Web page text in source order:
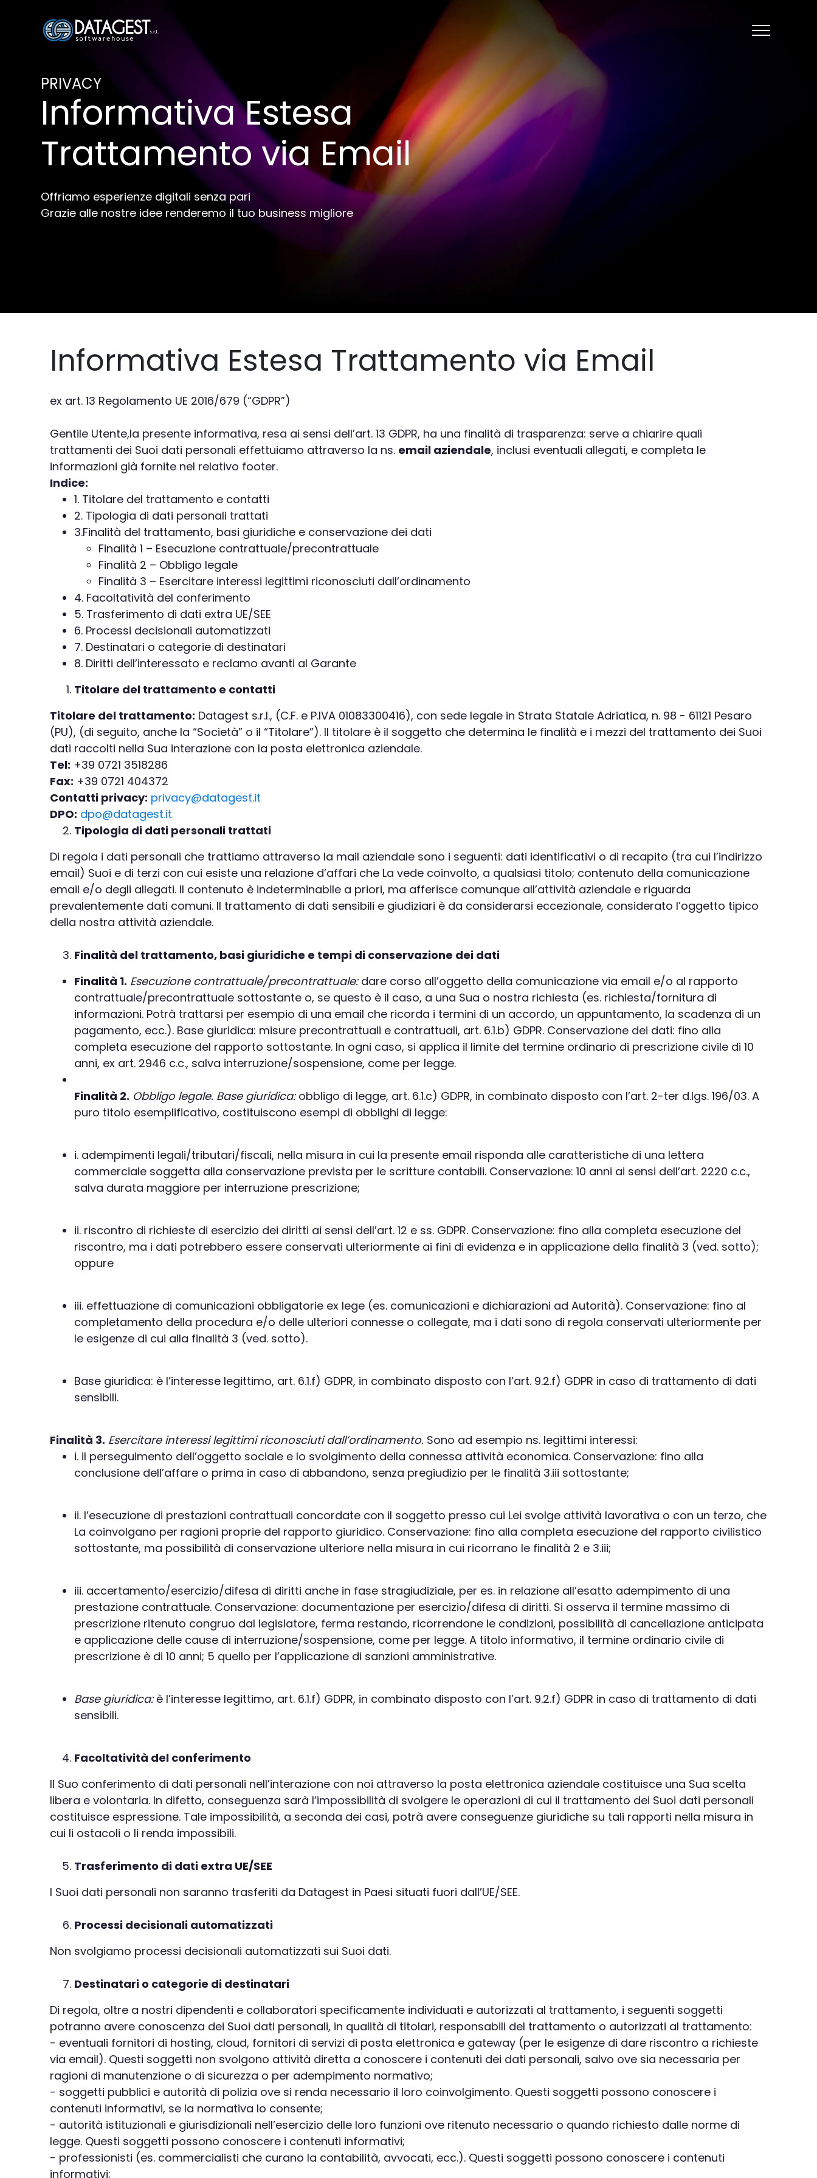
PRIVACY
Informativa Estesa
Trattamento via Email
Offriamo esperienze digitali senza pari
Grazie alle nostre idee renderemo il tuo business migliore
Informativa Estesa Trattamento via Email
ex art. 13 Regolamento UE 2016/679 (“GDPR”)
Gentile Utente,la presente informativa, resa ai sensi dell’art. 13 GDPR, ha una finalità di trasparenza: serve a chiarire quali
trattamenti dei Suoi dati personali effettuiamo attraverso la ns. email aziendale, inclusi eventuali allegati, e completa le
informazioni già fornite nel relativo footer.
Indice:
1. Titolare del trattamento e contatti
2. Tipologia di dati personali trattati
3.Finalità del trattamento, basi giuridiche e conservazione dei dati
Finalità 1 – Esecuzione contrattuale/precontrattuale
Finalità 2 – Obbligo legale
Finalità 3 – Esercitare interessi legittimi riconosciuti dall’ordinamento
4. Facoltatività del conferimento
5. Trasferimento di dati extra UE/SEE
6. Processi decisionali automatizzati
7. Destinatari o categorie di destinatari
8. Diritti dell’interessato e reclamo avanti al Garante
Titolare del trattamento e contatti
Titolare del trattamento: Datagest s.r.l., (C.F. e P.IVA 01083300416), con sede legale in Strata Statale Adriatica, n. 98 - 61121 Pesaro
(PU), (di seguito, anche la “Società” o il “Titolare”). Il titolare è il soggetto che determina le finalità e i mezzi del trattamento dei Suoi
dati raccolti nella Sua interazione con la posta elettronica aziendale.
Tel: +39 0721 3518286
Fax: +39 0721 404372
Contatti privacy: privacy@datagest.it
DPO: dpo@datagest.it
Tipologia di dati personali trattati
Di regola i dati personali che trattiamo attraverso la mail aziendale sono i seguenti: dati identificativi o di recapito (tra cui l’indirizzo
email) Suoi e di terzi con cui esiste una relazione d’affari che La vede coinvolto, a qualsiasi titolo; contenuto della comunicazione
email e/o degli allegati. Il contenuto è indeterminabile a priori, ma afferisce comunque all’attività aziendale e riguarda
prevalentemente dati comuni. Il trattamento di dati sensibili e giudiziari è da considerarsi eccezionale, considerato l’oggetto tipico
della nostra attività aziendale.
Finalità del trattamento, basi giuridiche e tempi di conservazione dei dati
Finalità 1. Esecuzione contrattuale/precontrattuale:dare corso all’oggetto della comunicazione via email e/o al rapporto
contrattuale/precontrattuale sottostante o, se questo è il caso, a una Sua o nostra richiesta (es. richiesta/fornitura di
informazioni. Potrà trattarsi per esempio di una email che ricorda i termini di un accordo, un appuntamento, la scadenza di un
pagamento, ecc.). Base giuridica: misure precontrattuali e contrattuali, art. 6.1.b) GDPR. Conservazione dei dati: fino alla
completa esecuzione del rapporto sottostante. In ogni caso, si applica il limite del termine ordinario di prescrizione civile di 10
anni, ex art. 2946 c.c., salva interruzione/sospensione, come per legge.
Finalità 2. Obbligo legale. Base giuridica:obbligo di legge, art. 6.1.c) GDPR, in combinato disposto con l’art. 2-ter d.lgs. 196/03. A
puro titolo esemplificativo, costituiscono esempi di obblighi di legge:
i. adempimenti legali/tributari/fiscali, nella misura in cui la presente email risponda alle caratteristiche di una lettera
commerciale soggetta alla conservazione prevista per le scritture contabili. Conservazione: 10 anni ai sensi dell’art. 2220 c.c.,
salva durata maggiore per interruzione prescrizione;
ii. riscontro di richieste di esercizio dei diritti ai sensi dell’art. 12 e ss. GDPR. Conservazione: fino alla completa esecuzione del
riscontro, ma i dati potrebbero essere conservati ulteriormente ai fini di evidenza e in applicazione della finalità 3 (ved. sotto);
oppure
iii. effettuazione di comunicazioni obbligatorie ex lege (es. comunicazioni e dichiarazioni ad Autorità). Conservazione: fino al
completamento della procedura e/o delle ulteriori connesse o collegate, ma i dati sono di regola conservati ulteriormente per
le esigenze di cui alla finalità 3 (ved. sotto).
Base giuridica: è l’interesse legittimo, art. 6.1.f) GDPR, in combinato disposto con l’art. 9.2.f) GDPR in caso di trattamento di dati
sensibili.
Finalità 3. Esercitare interessi legittimi riconosciuti dall’ordinamento. Sono ad esempio ns. legittimi interessi:
i. il perseguimento dell’oggetto sociale e lo svolgimento della connessa attività economica. Conservazione: fino alla
conclusione dell’affare o prima in caso di abbandono, senza pregiudizio per le finalità 3.iii sottostante;
ii. l’esecuzione di prestazioni contrattuali concordate con il soggetto presso cui Lei svolge attività lavorativa o con un terzo, che
La coinvolgano per ragioni proprie del rapporto giuridico. Conservazione: fino alla completa esecuzione del rapporto civilistico
sottostante, ma possibilità di conservazione ulteriore nella misura in cui ricorrano le finalità 2 e 3.iii;
iii. accertamento/esercizio/difesa di diritti anche in fase stragiudiziale, per es. in relazione all’esatto adempimento di una
prestazione contrattuale. Conservazione: documentazione per esercizio/difesa di diritti. Si osserva il termine massimo di
prescrizione ritenuto congruo dal legislatore, ferma restando, ricorrendone le condizioni, possibilità di cancellazione anticipata
e applicazione delle cause di interruzione/sospensione, come per legge. A titolo informativo, il termine ordinario civile di
prescrizione è di 10 anni; 5 quello per l’applicazione di sanzioni amministrative.
Base giuridica:è l’interesse legittimo, art. 6.1.f) GDPR, in combinato disposto con l’art. 9.2.f) GDPR in caso di trattamento di dati
sensibili.
Facoltatività del conferimento
Il Suo conferimento di dati personali nell’interazione con noi attraverso la posta elettronica aziendale costituisce una Sua scelta
libera e volontaria. In difetto, conseguenza sarà l’impossibilità di svolgere le operazioni di cui il trattamento dei Suoi dati personali
costituisce espressione. Tale impossibilità, a seconda dei casi, potrà avere conseguenze giuridiche su tali rapporti nella misura in
cui li ostacoli o li renda impossibili.
Trasferimento di dati extra UE/SEE
I Suoi dati personali non saranno trasferiti da Datagest in Paesi situati fuori dall’UE/SEE.
Processi decisionali automatizzati
Non svolgiamo processi decisionali automatizzati sui Suoi dati.
Destinatari o categorie di destinatari
Di regola, oltre a nostri dipendenti e collaboratori specificamente individuati e autorizzati al trattamento, i seguenti soggetti
potranno avere conoscenza dei Suoi dati personali, in qualità di titolari, responsabili del trattamento o autorizzati al trattamento:
- eventuali fornitori di hosting, cloud, fornitori di servizi di posta elettronica e gateway (per le esigenze di dare riscontro a richieste
via email). Questi soggetti non svolgono attività diretta a conoscere i contenuti dei dati personali, salvo ove sia necessaria per
ragioni di manutenzione o di sicurezza o per adempimento normativo;
- soggetti pubblici e autorità di polizia ove si renda necessario il loro coinvolgimento. Questi soggetti possono conoscere i
contenuti informativi, se la normativa lo consente;
- autorità istituzionali e giurisdizionali nell’esercizio delle loro funzioni ove ritenuto necessario o quando richiesto dalle norme di
legge. Questi soggetti possono conoscere i contenuti informativi;
- professionisti (es. commercialisti che curano la contabilità, avvocati, ecc.). Questi soggetti possono conoscere i contenuti
informativi;